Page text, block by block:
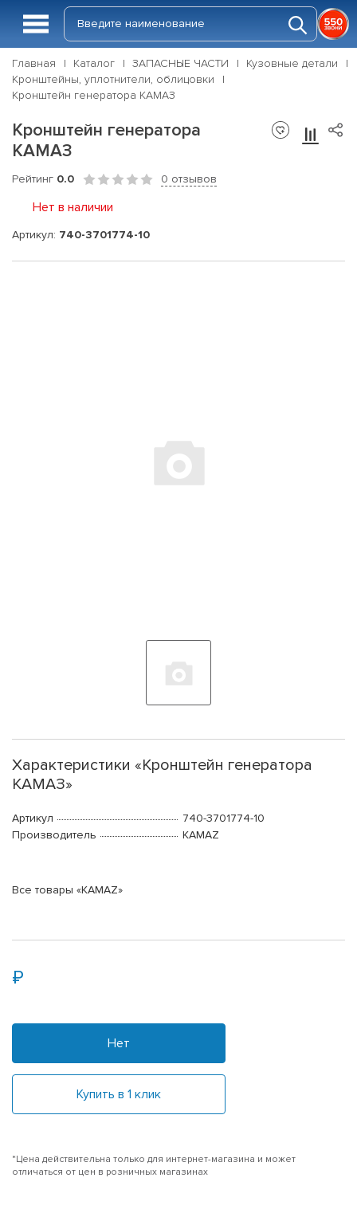
Главная Каталог ЗАПАСНЫЕ ЧАСТИ
Кузовные детали
Кронштейны, уплотнители, облицовки
Кронштейн генератора КАМАЗ
Кронштейн генератора
КАМАЗ
Рейтинг 0.0 0 отзывов
Нет в наличии
Артикул: 740-3701774-10
Характеристики «Кронштейн генератора
КАМАЗ»
Артикул
740-3701774-10
Производитель
KAMAZ
Все товары «KAMAZ»
Нет
Купить в 1 клик
*Цена действительна только для интернет-магазина и может
отличаться от цен в розничных магазинах